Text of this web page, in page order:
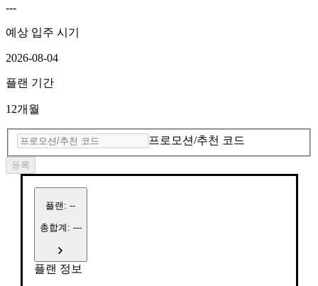
---
예상 입주 시기
2026-08-04
플랜 기간
12개월
프로모션/추천 코드
등록
플랜 : --
총합계: ---
플랜 정보